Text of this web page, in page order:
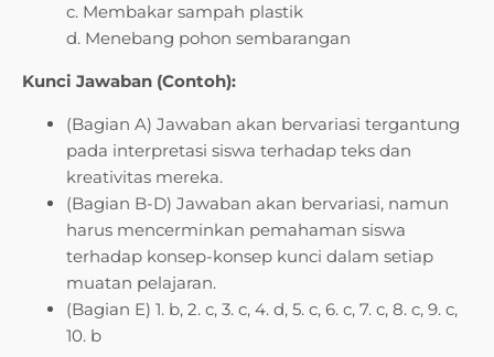
c. Membakar sampah plastik
d. Menebang pohon sembarangan
Kunci Jawaban (Contoh):
(Bagian A) Jawaban akan bervariasi tergantung
pada interpretasi siswa terhadap teks dan
kreativitas mereka.
(Bagian B-D) Jawaban akan bervariasi, namun
harus mencerminkan pemahaman siswa
terhadap konsep-konsep kunci dalam setiap
muatan pelajaran.
(Bagian E) 1. b, 2. c, 3. c, 4. d, 5. c, 6. c, 7. c, 8. c, 9. c,
10. b